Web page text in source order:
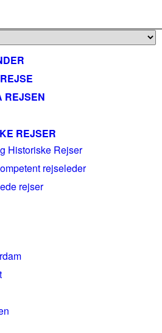
REJSEN
REJSER
Historiske Rejser
rejseleder
rejser